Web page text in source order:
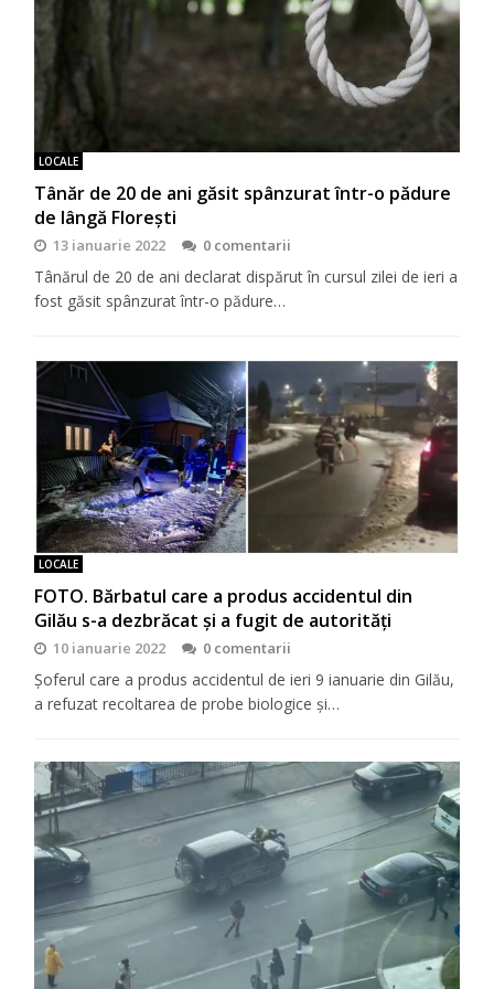
LOCALE
Tânăr de 20 de ani găsit spânzurat într-o pădure
de lângă Florești
13 ianuarie 2022 0 comentarii
Tânărul de 20 de ani declarat dispărut în cursul zilei de ieri a
fost găsit spânzurat într-o pădure…
LOCALE
FOTO. Bărbatul care a produs accidentul din
Gilău s-a dezbrăcat și a fugit de autorități
10 ianuarie 2022 0 comentarii
Șoferul care a produs accidentul de ieri 9 ianuarie din Gilău,
a refuzat recoltarea de probe biologice și…